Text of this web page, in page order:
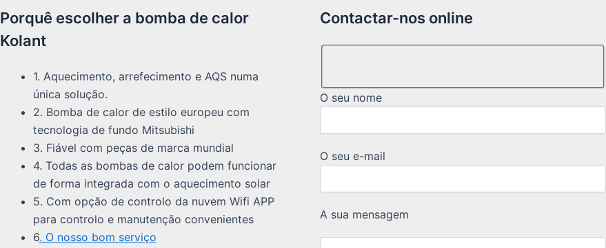
Porquê escolher a bomba de calor
Kolant
1. Aquecimento, arrefecimento e AQS numa
única solução.
2. Bomba de calor de estilo europeu com
tecnologia de fundo Mitsubishi
3. Fiável com peças de marca mundial
4. Todas as bombas de calor podem funcionar
de forma integrada com o aquecimento solar
5. Com opção de controlo da nuvem Wifi APP
para controlo e manutenção convenientes
6. O nosso bom serviço
Contactar-nos online
O seu nome
O seu e-mail
A sua mensagem